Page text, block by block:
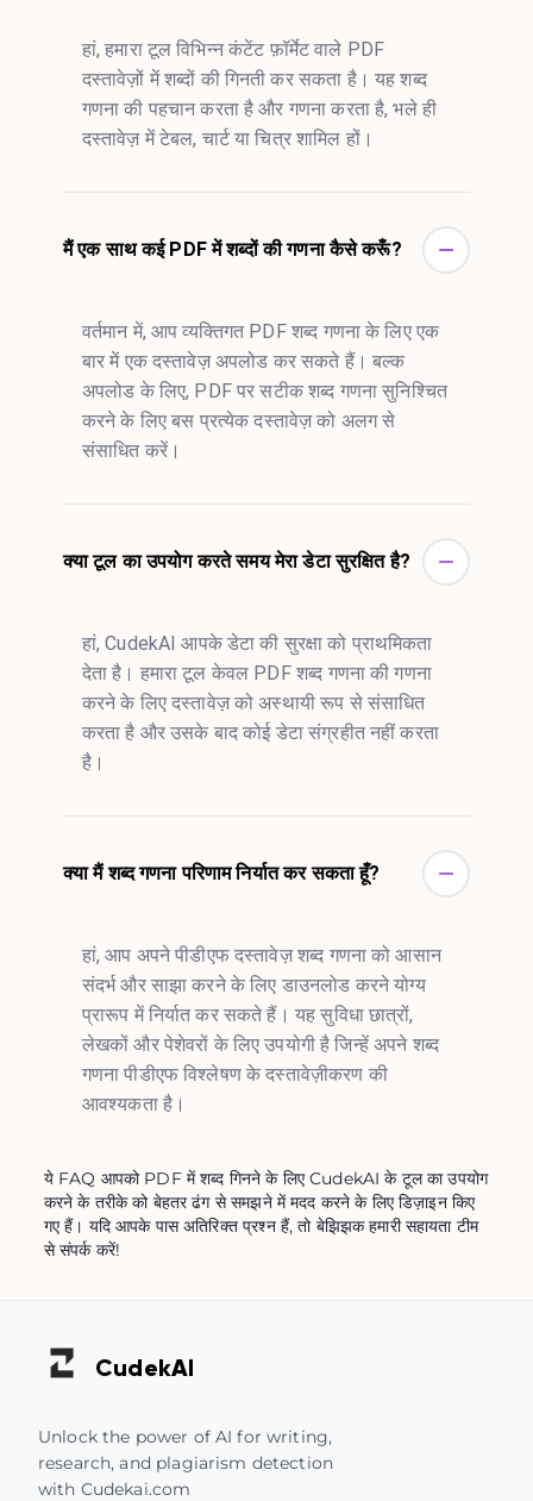
हां, हमारा टूल विभिन्न कंटेंट फ़ॉर्मेट वाले PDF
दस्तावेज़ों में शब्दों की गिनती कर सकता है। यह शब्द
गणना की पहचान करता है और गणना करता है, भले ही
दस्तावेज़ में टेबल, चार्ट या चित्र शामिल हों।
मैं एक साथ कई PDF में शब्दों की गणना कैसे करूँ?
वर्तमान में, आप व्यक्तिगत PDF शब्द गणना के लिए एक
बार में एक दस्तावेज़ अपलोड कर सकते हैं। बल्क
अपलोड के लिए, PDF पर सटीक शब्द गणना सुनिश्चित
करने के लिए बस प्रत्येक दस्तावेज़ को अलग से
संसाधित करें।
क्या टूल का उपयोग करते समय मेरा डेटा सुरक्षित है?
हां, CudekAI आपके डेटा की सुरक्षा को प्राथमिकता
देता है। हमारा टूल केवल PDF शब्द गणना की गणना
करने के लिए दस्तावेज़ को अस्थायी रूप से संसाधित
करता है और उसके बाद कोई डेटा संग्रहीत नहीं करता
है।
क्या मैं शब्द गणना परिणाम निर्यात कर सकता हूँ?
हां, आप अपने पीडीएफ दस्तावेज़ शब्द गणना को आसान
संदर्भ और साझा करने के लिए डाउनलोड करने योग्य
प्रारूप में निर्यात कर सकते हैं। यह सुविधा छात्रों,
लेखकों और पेशेवरों के लिए उपयोगी है जिन्हें अपने शब्द
गणना पीडीएफ विश्लेषण के दस्तावेज़ीकरण की
आवश्यकता है।
ये FAQ आपको PDF में शब्द गिनने के लिए CudekAI के टूल का उपयोग
करने के तरीके को बेहतर ढंग से समझने में मदद करने के लिए डिज़ाइन किए
गए हैं। यदि आपके पास अतिरिक्त प्रश्न हैं, तो बेझिझक हमारी सहायता टीम
से संपर्क करें!
CudekAI
Unlock the power of AI for writing,
research, and plagiarism detection
with Cudekai.com